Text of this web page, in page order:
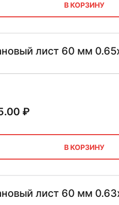
В КОРЗИНУ
лист 60 мм
₽
В КОРЗИНУ
лист 60 мм